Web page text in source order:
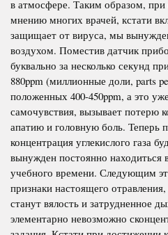
в атмосфере. Таким образом,
мнению многих врачей, кстати
защищает от вируса, мы
воздухом. Поместив датчик
буквально за несколько секунд
880ppm (миллионные доли, parts
положенных 400-450ppm, а это
самочувствия, вызывает потерю
апатию и головную боль. Теперь
концентрация углекислого газа
вынужден постоянно находиться
учебного времени. Следующим
признаки настоящего
станут вялость и затрудненное
элементарно невозможно